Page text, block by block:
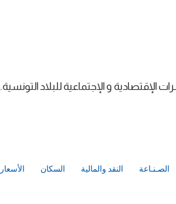
و الإجتماعية للبلاد التونسية.
الصـنـاعة النقد والمالية السكان الأسعار